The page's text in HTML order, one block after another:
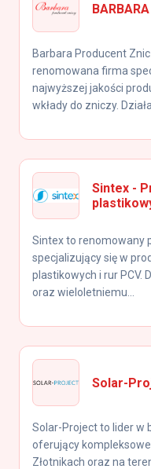
Barbara Producent
renomowana firma
najwyższej jakości
wkłady do zniczy.
Sintex -
Sintex to renomowany
specjalizujący się w
plastikowych i rur PCV.
oraz wieloletniemu...
Solar-
Solar-Project to lider w
oferujący
Złotnikach oraz na